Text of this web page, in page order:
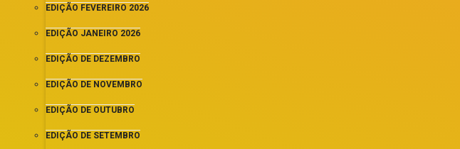
EDIÇÃO FEVEREIRO 2026
EDIÇÃO JANEIRO 2026
EDIÇÃO DE DEZEMBRO
EDIÇÃO DE NOVEMBRO
EDIÇÃO DE OUTUBRO
EDIÇÃO DE SETEMBRO